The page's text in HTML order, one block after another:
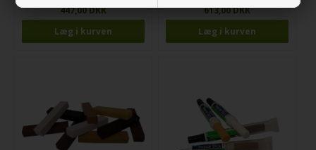
447,00 DKK 613,00 DKK